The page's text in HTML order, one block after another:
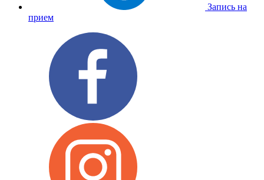
Запись на
прием